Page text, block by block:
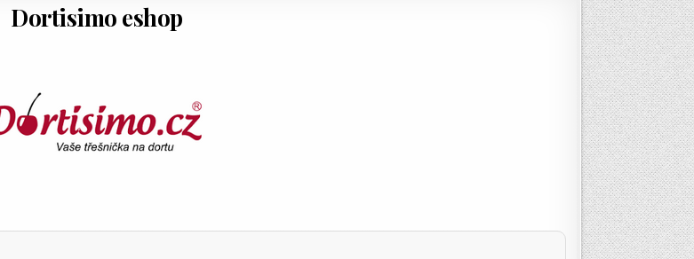
Dortisimo eshop